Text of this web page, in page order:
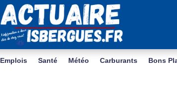
Emplois Santé Météo Carburants Bons